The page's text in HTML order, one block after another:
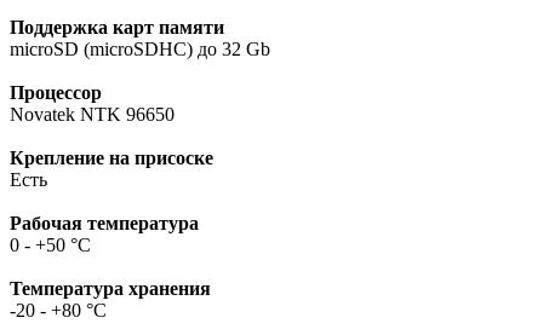
Поддержка карт памяти
microSD (microSDHC) до 32 Gb
Процессор
Novatek NTK 96650
Крепление на присоске
Есть
Рабочая температура
0 - +50 °C
Температура хранения
-20 - +80 °C